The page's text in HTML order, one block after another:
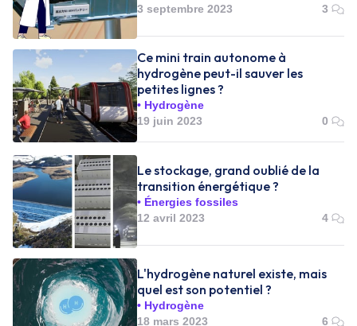
3 septembre 2023
3
Ce mini train autonome à
hydrogène peut-il sauver les
petites lignes ?
Hydrogène
19 juin 2023
0
Le stockage, grand oublié de la
transition énergétique ?
Énergies fossiles
12 avril 2023
4
L'hydrogène naturel existe, mais
quel est son potentiel ?
Hydrogène
18 mars 2023
6